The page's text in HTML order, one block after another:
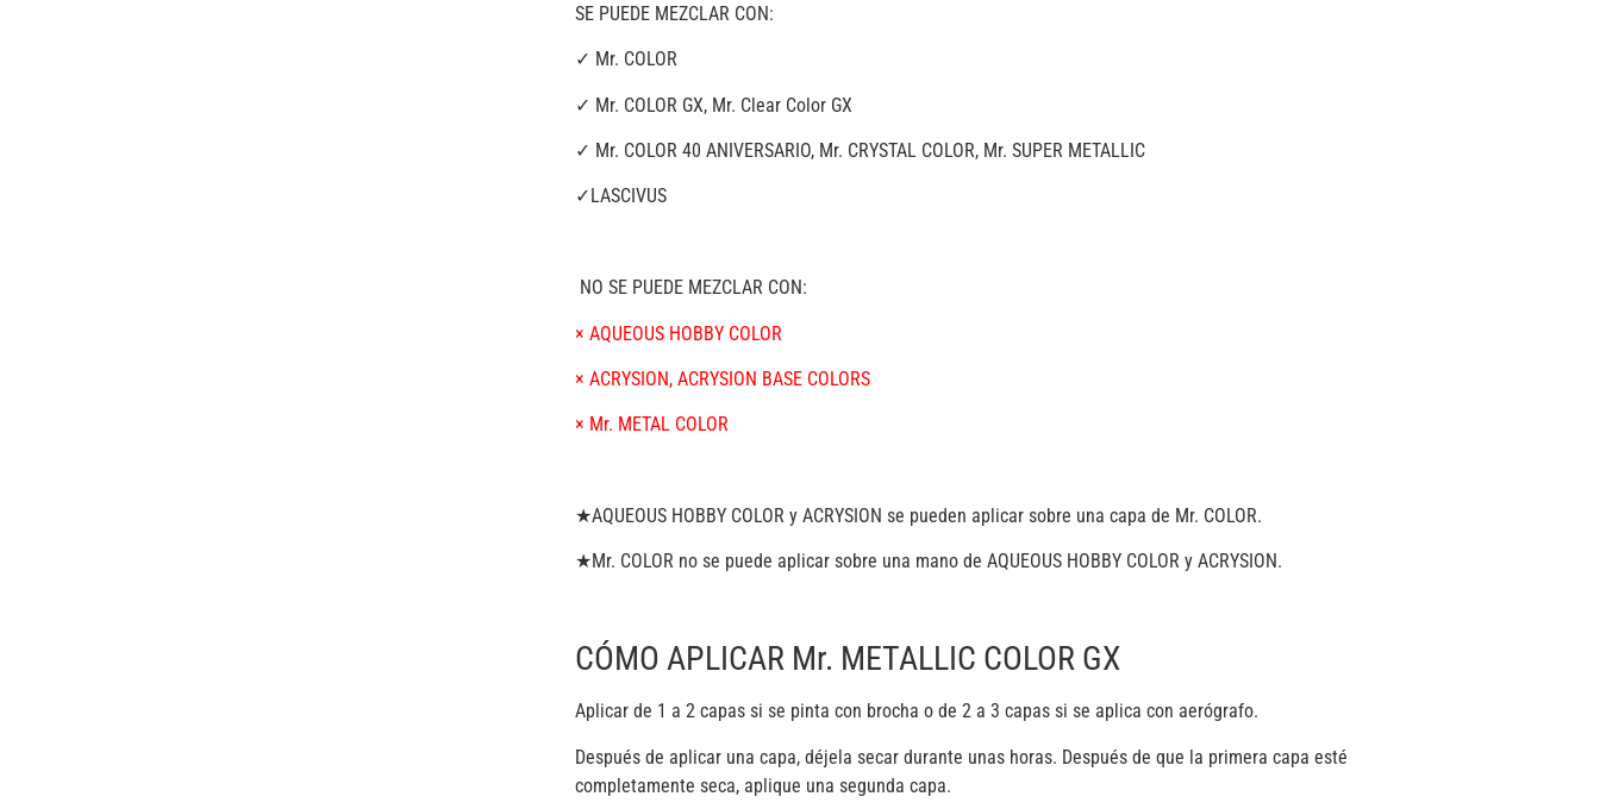
SE PUEDE MEZCLAR CON:
✓ Mr. COLOR
✓ Mr. COLOR GX, Mr. Clear Color GX
✓ Mr. COLOR 40 ANIVERSARIO, Mr. CRYSTAL COLOR, Mr. SUPER METALLIC
✓LASCIVUS
NO SE PUEDE MEZCLAR CON:
× AQUEOUS HOBBY COLOR
× ACRYSION, ACRYSION BASE COLORS
× Mr. METAL COLOR
★AQUEOUS HOBBY COLOR y ACRYSION se pueden aplicar sobre una capa de Mr. COLOR.
★Mr. COLOR no se puede aplicar sobre una mano de AQUEOUS HOBBY COLOR y ACRYSION.
CÓMO APLICAR Mr. METALLIC COLOR GX
Aplicar de 1 a 2 capas si se pinta con brocha o de 2 a 3 capas si se aplica con aerógrafo.
Después de aplicar una capa, déjela secar durante unas horas. Después de que la primera capa esté
completamente seca, aplique una segunda capa.